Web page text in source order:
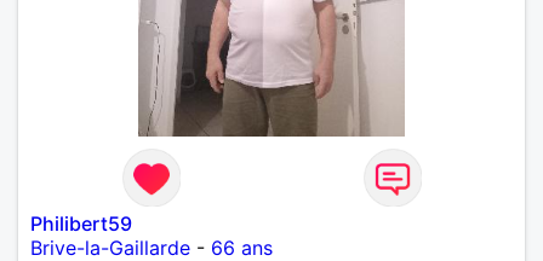
Philibert59
Brive-la-Gaillarde - 66 ans